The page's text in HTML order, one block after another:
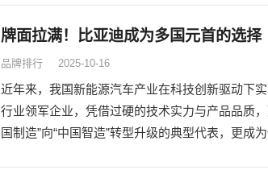
牌面拉满！比亚迪成为多国元首的选择
品牌排行 2025-10-16
近年来，我国新能源汽车产业在科技创新驱动下
行业领军企业，凭借过硬的技术实力与产品品质
国制造”向“中国智造”转型升级的典型代表，更成